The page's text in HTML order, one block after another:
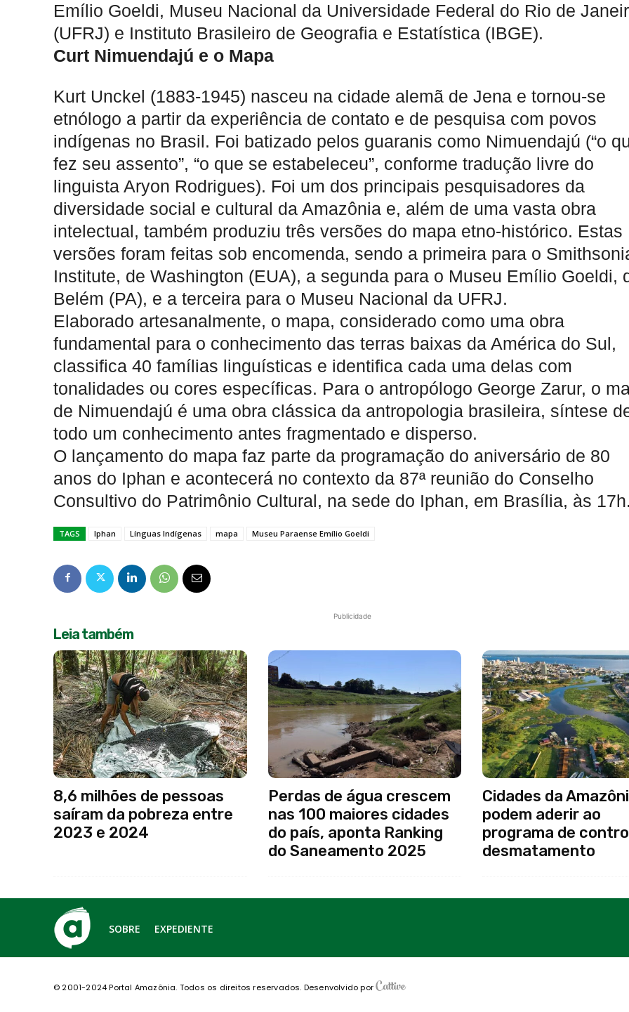
Emílio Goeldi, Museu Nacional da Universidade Federal do Rio de
(UFRJ) e Instituto Brasileiro de Geografia e Estatística (IBGE).
Curt Nimuendajú e o Mapa
Kurt Unckel (1883-1945) nasceu na cidade alemã de Jena e tornou-se
etnólogo a partir da experiência de contato e de pesquisa com povos
indígenas no Brasil. Foi batizado pelos guaranis como Nimuendajú (“o
fez seu assento”, “o que se estabeleceu”, conforme tradução livre do
linguista Aryon Rodrigues). Foi um dos principais pesquisadores da
diversidade social e cultural da Amazônia e, além de uma vasta obra
intelectual, também produziu três versões do mapa etno-histórico. Estas
versões foram feitas sob encomenda, sendo a primeira para o
Institute, de Washington (EUA), a segunda para o Museu Emílio Goeldi,
Belém (PA), e a terceira para o Museu Nacional da UFRJ.
Elaborado artesanalmente, o mapa, considerado como uma obra
fundamental para o conhecimento das terras baixas da América do Sul,
classifica 40 famílias linguísticas e identifica cada uma delas com
tonalidades ou cores específicas. Para o antropólogo George Zarur, o
de Nimuendajú é uma obra clássica da antropologia brasileira, síntese
todo um conhecimento antes fragmentado e disperso.
O lançamento do mapa faz parte da programação do aniversário de 80
anos do Iphan e acontecerá no contexto da 87ª reunião do Conselho
Consultivo do Patrimônio Cultural, na sede do Iphan, em Brasília, às 17h.
TAGS Iphan Línguas Indígenas mapa Museu Paraense Emílio Goeldi
Publicidade
Leia também
8,6 milhões de pessoas
saíram da pobreza entre
2023 e 2024
Perdas de água crescem
nas 100 maiores cidades
do país, aponta Ranking
do Saneamento 2025
Cidades da
podem aderir ao
programa de
desmatamento
SOBRE EXPEDIENTE
© 2001-2024 Portal Amazônia. Todos os direitos reservados. Desenvolvido por